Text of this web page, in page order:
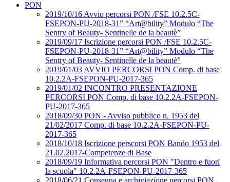
PON
2019/10/16 Avvio percorsi PON /FSE 10.2.5C-
FSEPON-PU-2018-31” “Art@bility” Modulo “The
Sentry of Beauty- Sentinelle de la beautè”
2019/09/17 Iscrizione percorsi PON /FSE 10.2.5C-
FSEPON-PU-2018-31” “Art@bility” Modulo “The
Sentry of Beauty- Sentinelle de la beautè”
2019/01/03 AVVIO PERCORSI PON Comp. di base
10.2.2A-FSEPON-PU-2017-365
2019/01/02 INCONTRO PRESENTAZIONE
PERCORSI PON Comp. di base 10.2.2A-FSEPON-
PU-2017-365
2018/09/30 PON - Avviso pubblico n. 1953 del
21/02/2017 Comp. di base 10.2.2A-FSEPON-PU-
2017-365
2018/10/18 Iscrizione perscorsi PON Bando 1953 del
21.02.2017-Competenze di Base
2018/09/19 Informativa percorsi PON "Dentro e fuori
la scuola" 10.2.2A-FSEPON-PU-2017-365